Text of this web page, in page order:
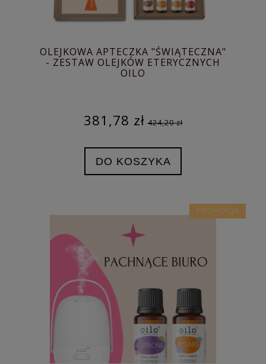
OLEJKOWA APTECZKA "ŚWIĄTECZNA"
- ZESTAW OLEJKÓW ETERYCZNYCH
OILO
381,78 zł 424,20 zł
DO KOSZYKA
PROMOCJA